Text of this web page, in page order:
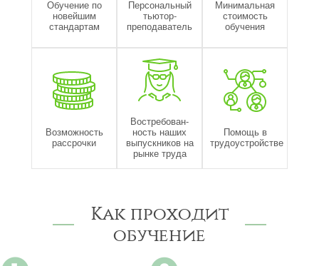
Обучение по
новейшим
стандартам
Персональный
тьютор-
преподаватель
Минимальная
стоимость
обучения
Возможность
рассрочки
Востребован-
ность наших
выпускников на
рынке труда
Помощь в
трудоустройстве
Как проходит
обучение